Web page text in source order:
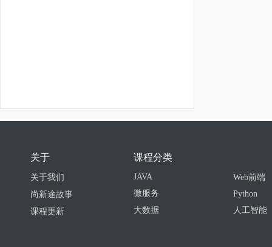
关于
关于我们
尚新途故事
课程更新
课程分类
JAVA
微服务
大数据
Web前端
Python
人工智能